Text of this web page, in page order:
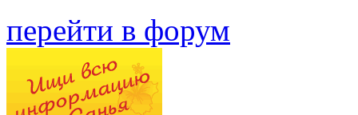
перейти в форум